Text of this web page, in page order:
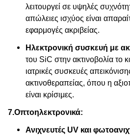
λειτουργεί σε υψηλές
απώλειες ισχύος είναι
εφαρμογές ακριβείας.
Ηλεκτρονική συσκευή με
του SiC στην ακτινοβολία το
ιατρικές συσκευές
ακτινοθεραπείας, όπου η
είναι κρίσιμες.
7.Οπτοηλεκτρονικά:
Ανιχνευτές UV και